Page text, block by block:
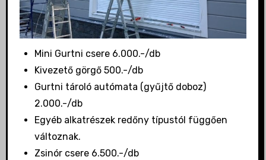
Mini Gurtni csere 6.000.-/db
Kivezető görgő 500.-/db
Gurtni tároló autómata (gyűjtő doboz)
2.000.-/db
Egyéb alkatrészek redőny típustól függően
változnak.
Zsinór csere 6.500.-/db